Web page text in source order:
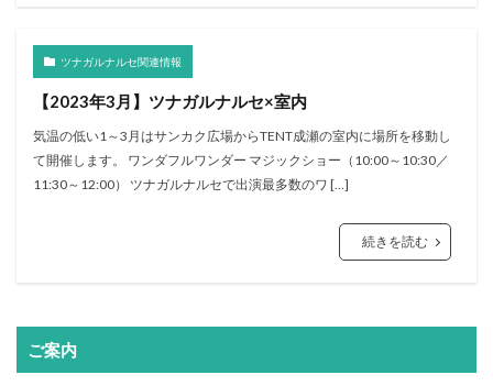
ツナガルナルセ関連情報
【2023年3月】ツナガルナルセ×室内
気温の低い1～3月はサンカク広場からTENT成瀬の室内に場所を移動し
て開催します。 ワンダフルワンダー マジックショー（10:00～10:30／
11:30～12:00） ツナガルナルセで出演最多数のワ […]
続きを読む
ご案内